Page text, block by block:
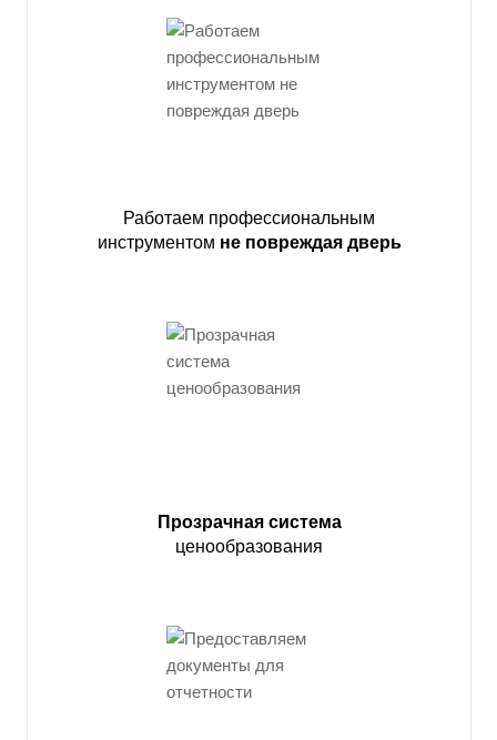
Работаем профессиональным
инструментом не повреждая дверь
Прозрачная система
ценообразования